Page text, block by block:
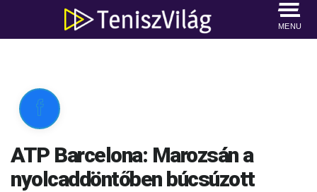
MENU

ATP Barcelona: Marozsán a
nyolcaddöntőben búcsúzott